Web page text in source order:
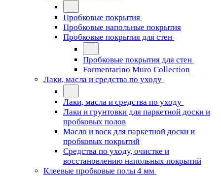
Пробковые покрытия
Пробковые напольные покрытия
Пробковые покрытия для стен
Пробковые покрытия для стен
Formentarino Muro Collection
Лаки, масла и средства по уходу
Лаки, масла и средства по уходу
Лаки и грунтовки для паркетной доски и
пробковых полов
Масло и воск для паркетной доски и
пробковых покрытий
Средства по уходу, очистке и
восстановлению напольных покрытий
Клеевые пробковые полы 4 мм